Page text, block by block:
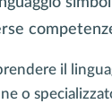
il
o